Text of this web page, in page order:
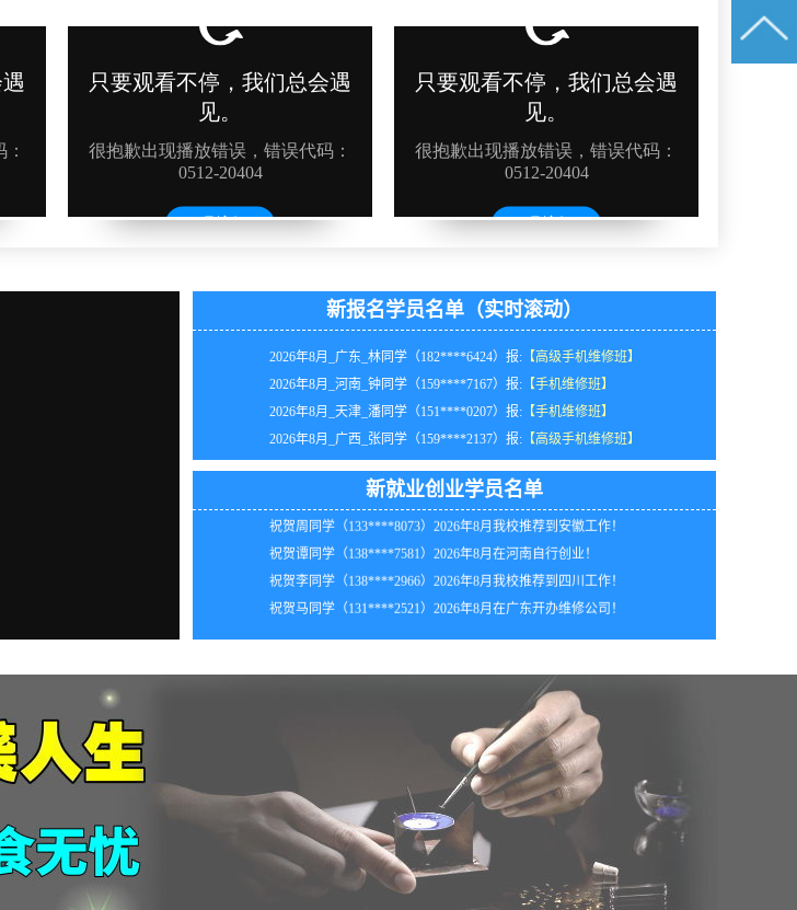
新报名学员名单（实时滚动）
2026年8月_河南_钟同学（159****7167）报:
【手机维修班】
2026年8月_天津_潘同学（151****0207）报:
【手机维修班】
2026年8月_广西_张同学（159****2137）报:
【高级手机维修班】
2026年8月_浙江_潘同学（184****9547）报:
【高级手机维修班】
2026年8月_安徽_韩同学（132****4684）报: 【手机维修班】
2026年8月_山东_张同学（189****7135）报:【高级手机维修班】
2026年8月_江苏_李同学（133****2412）报:【高级手机维修班】
2026年8月黑龙江陈同学（150****0553）报:【高级手机维修班】
2026年8月_湖南_刘同学（135****5982）报:【手机维修班】
2026年8月黑龙江王同学（181****6159）报:【高级手机维修班】
新就业创业学员名单
祝贺陈同学（130****5859）2026年8月我校推荐到四川工作！
祝贺周同学（133****8073）2026年8月我校推荐到安徽工作！
祝贺谭同学（138****7581）2026年8月在河南自行创业！
祝贺李同学（138****2966）2026年8月我校推荐到四川工作！
祝贺马同学（131****2521）2026年8月在广东开办维修公司！